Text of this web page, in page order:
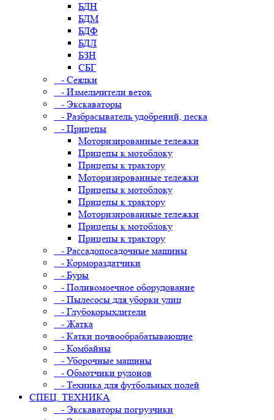
БДН
БДМ
БДФ
БДЛ
БЗН
СБГ
- Сеялки
- Измельчители веток
- Экскаваторы
- Разбрасыватель удобрений, песка
- Прицепы
Моторизированные тележки
Прицепы к мотоблоку
Прицепы к трактору
Моторизированные тележки
Прицепы к мотоблоку
Прицепы к трактору
Моторизированные тележки
Прицепы к мотоблоку
Прицепы к трактору
- Рассадопосадочные машины
- Кормораздатчики
- Буры
- Поливомоечное оборудование
- Пылесосы для уборки улиц
- Глубокорыхлители
- Жатка
- Катки почвообрабатывающие
- Комбайны
- Уборочные машины
- Обмотчики рулонов
- Техника для футбольных полей
СПЕЦ. ТЕХНИКА
- Экскаваторы погрузчики